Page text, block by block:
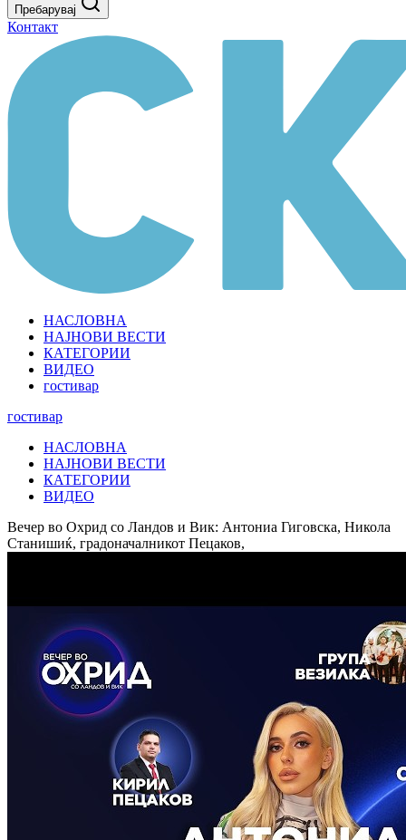
Пребарувај
Контакт
НАСЛОВНА
НАЈНОВИ ВЕСТИ
КАТЕГОРИИ
ВИДЕО
гостивар
гостивар
НАСЛОВНА
НАЈНОВИ ВЕСТИ
КАТЕГОРИИ
ВИДЕО
Вечер во Охрид со Ландов и Вик: Антониа Гиговска, Никола
Станишиќ, градоначалникот Пецаков,